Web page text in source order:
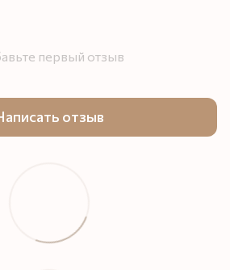
первый отзыв
отзыв